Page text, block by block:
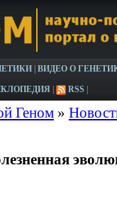
ВИДЕО О
RSS
Геном »